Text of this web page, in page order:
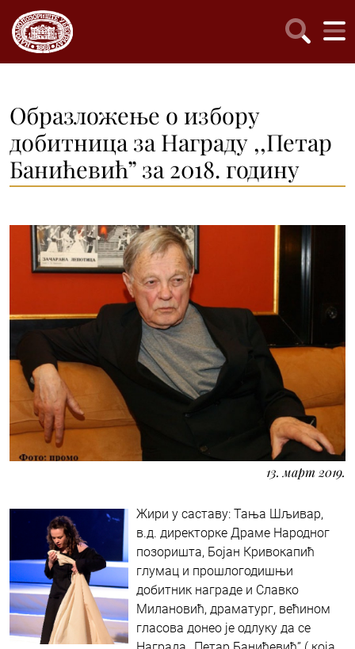
Образложење о избору
добитница за Награду ,,Петар
Банићевић” за 2018. годину
13. март 2019.
Жири у саставу: Тања Шљивар,
в.д. директоркe Драме Народног
позоришта, Бојан Кривокапић
глумац и прошлогодишњи
добитник награде и Славко
Милановић, драматург, већином
гласова донеo је одлуку да се